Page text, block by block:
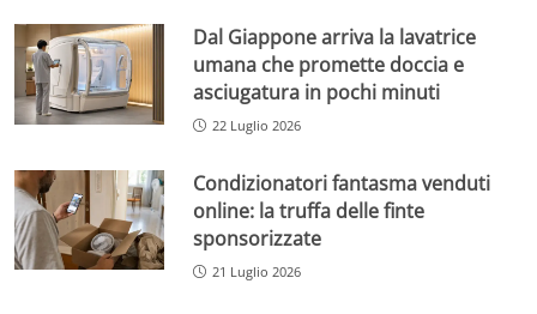
Dal Giappone arriva la lavatrice
umana che promette doccia e
asciugatura in pochi minuti
22 Luglio 2026
Condizionatori fantasma venduti
online: la truffa delle finte
sponsorizzate
21 Luglio 2026